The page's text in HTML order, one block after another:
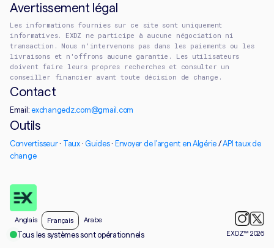
Avertissement légal
Les informations fournies sur ce site sont uniquement
informatives. EXDZ ne participe à aucune négociation ni
transaction. Nous n'intervenons pas dans les paiements ou les
livraisons et n'offrons aucune garantie. Les utilisateurs
doivent faire leurs propres recherches et consulter un
conseiller financier avant toute décision de change.
Contact
Email: exchangedz.com@gmail.com
Outils
Convertisseur· Taux · Guides· Envoyer de l'argent en Algérie / API taux de
change
Anglais Français Arabe
Tous les systèmes sont opérationnels EXDZ™ 2026